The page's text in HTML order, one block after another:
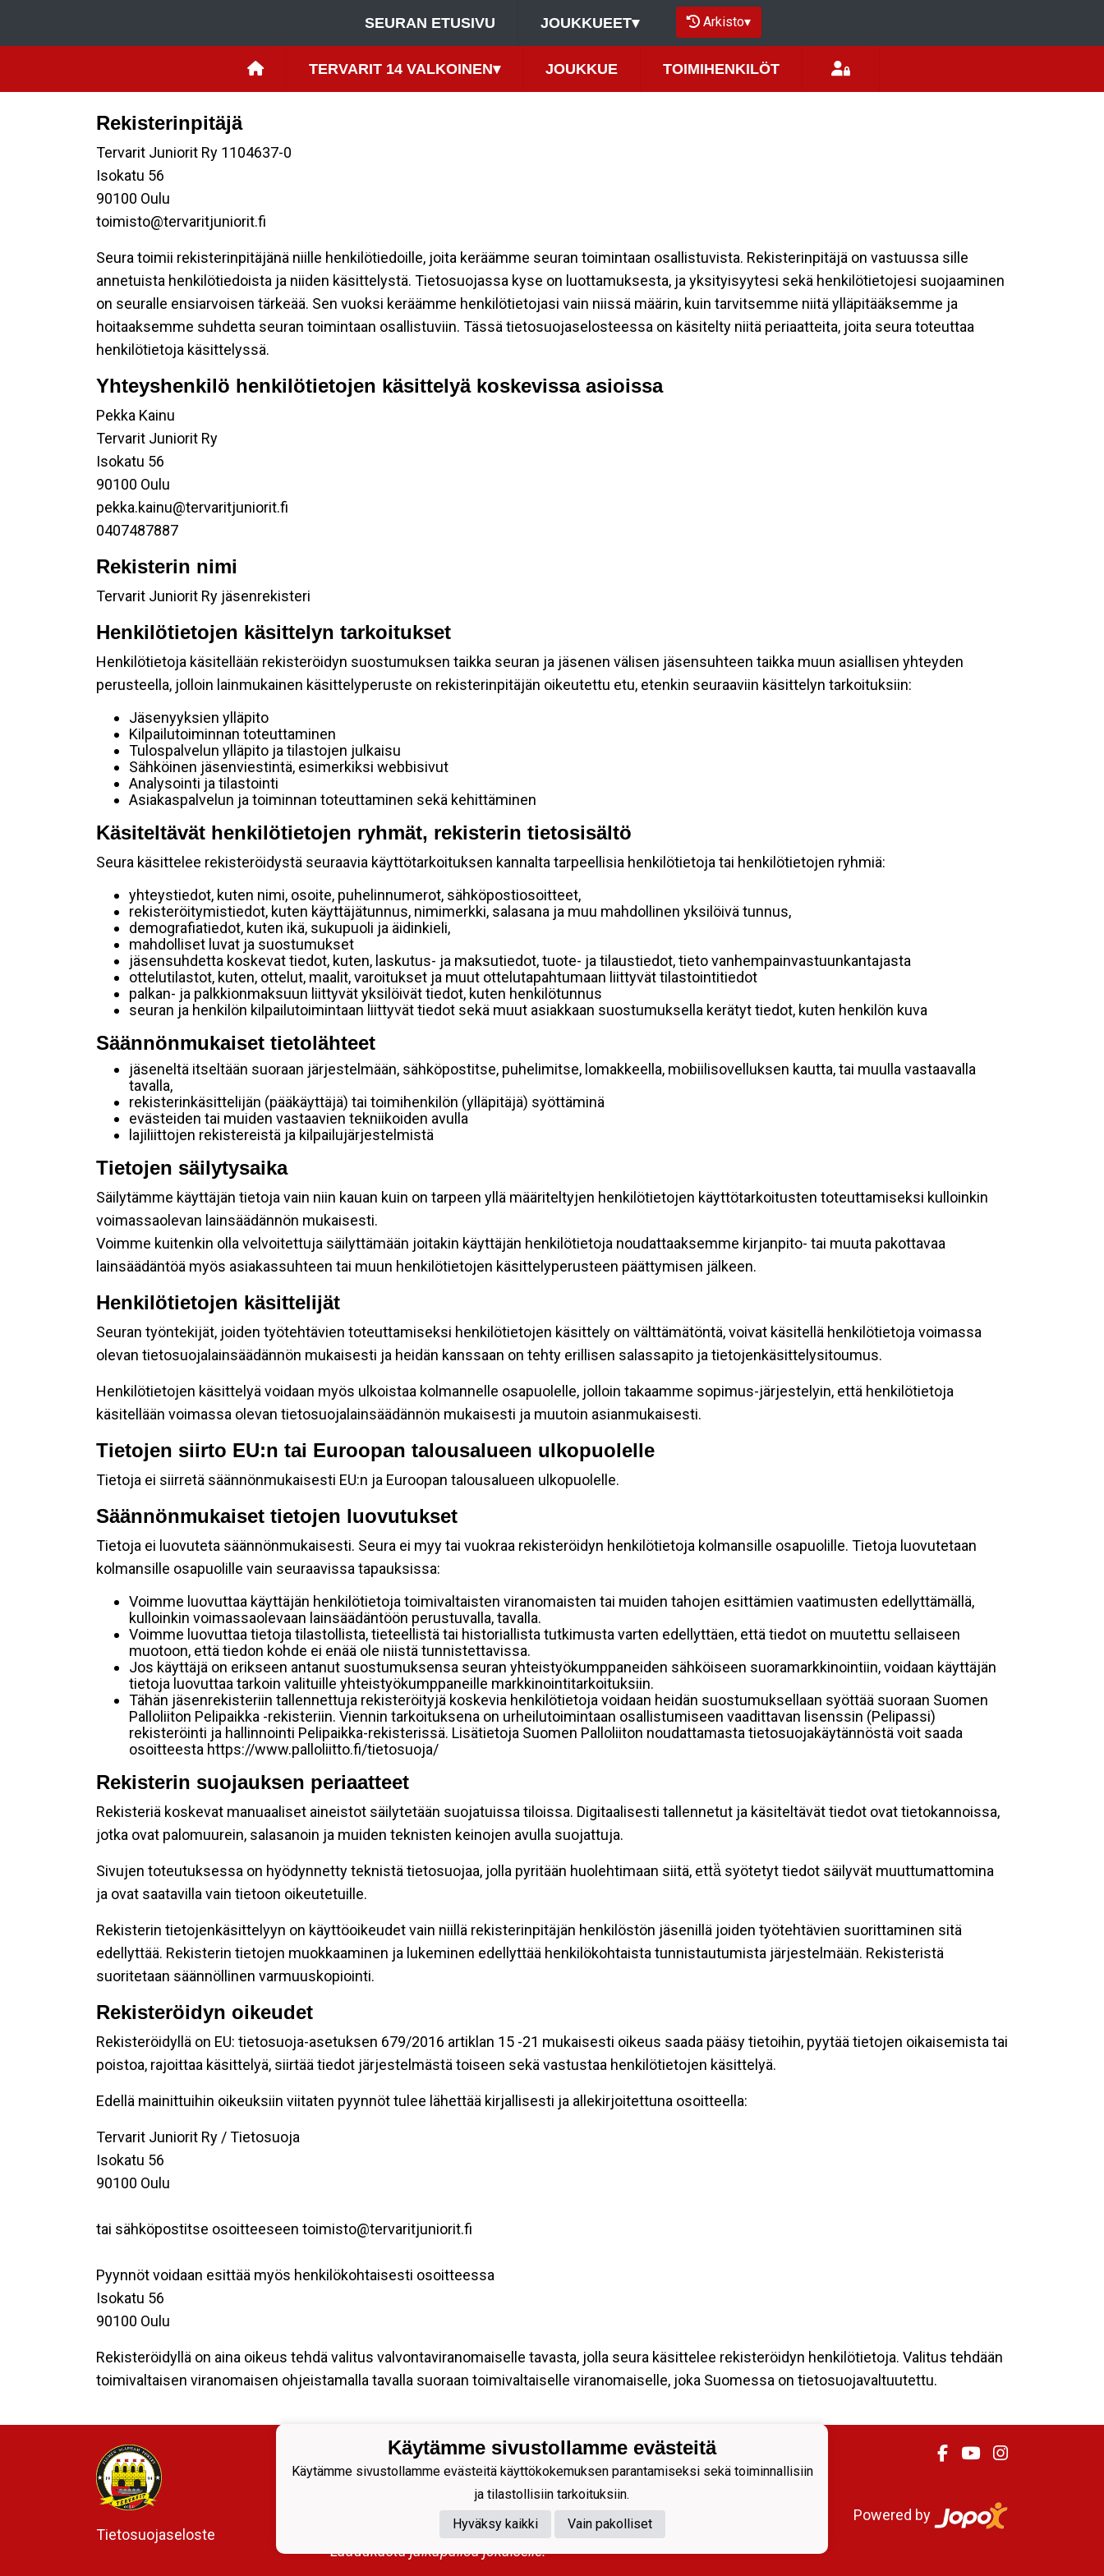
SEURAN ETUSIVU JOUKKUEET▾ Arkisto▾
TERVARIT 14 VALKOINEN▾ JOUKKUE TOIMIHENKILÖT
Rekisterinpitäjä
Tervarit Juniorit Ry 1104637-0
Isokatu 56
90100 Oulu
toimisto@tervaritjuniorit.fi
Seura toimii rekisterinpitäjänä niille henkilötiedoille, joita keräämme seuran toimintaan osallistuvista. Rekisterinpitäjä on vastuussa sille
annetuista henkilötiedoista ja niiden käsittelystä. Tietosuojassa kyse on luottamuksesta, ja yksityisyytesi sekä henkilötietojesi suojaaminen
on seuralle ensiarvoisen tärkeää. Sen vuoksi keräämme henkilötietojasi vain niissä määrin, kuin tarvitsemme niitä ylläpitääksemme ja
hoitaaksemme suhdetta seuran toimintaan osallistuviin. Tässä tietosuojaselosteessa on käsitelty niitä periaatteita, joita seura toteuttaa
henkilötietoja käsittelyssä.
Yhteyshenkilö henkilötietojen käsittelyä koskevissa asioissa
Pekka Kainu
Tervarit Juniorit Ry
Isokatu 56
90100 Oulu
pekka.kainu@tervaritjuniorit.fi
0407487887
Rekisterin nimi
Tervarit Juniorit Ry jäsenrekisteri
Henkilötietojen käsittelyn tarkoitukset
Henkilötietoja käsitellään rekisteröidyn suostumuksen taikka seuran ja jäsenen välisen jäsensuhteen taikka muun asiallisen yhteyden
perusteella, jolloin lainmukainen käsittelyperuste on rekisterinpitäjän oikeutettu etu, etenkin seuraaviin käsittelyn tarkoituksiin:
Jäsenyyksien ylläpito
Kilpailutoiminnan toteuttaminen
Tulospalvelun ylläpito ja tilastojen julkaisu
Sähköinen jäsenviestintä, esimerkiksi webbisivut
Analysointi ja tilastointi
Asiakaspalvelun ja toiminnan toteuttaminen sekä kehittäminen
Käsiteltävät henkilötietojen ryhmät, rekisterin tietosisältö
Seura käsittelee rekisteröidystä seuraavia käyttötarkoituksen kannalta tarpeellisia henkilötietoja tai henkilötietojen ryhmiä:
yhteystiedot, kuten nimi, osoite, puhelinnumerot, sähköpostiosoitteet,
rekisteröitymistiedot, kuten käyttäjätunnus, nimimerkki, salasana ja muu mahdollinen yksilöivä tunnus,
demografiatiedot, kuten ikä, sukupuoli ja äidinkieli,
mahdolliset luvat ja suostumukset
jäsensuhdetta koskevat tiedot, kuten, laskutus- ja maksutiedot, tuote- ja tilaustiedot, tieto vanhempainvastuunkantajasta
ottelutilastot, kuten, ottelut, maalit, varoitukset ja muut ottelutapahtumaan liittyvät tilastointitiedot
palkan- ja palkkionmaksuun liittyvät yksilöivät tiedot, kuten henkilötunnus
seuran ja henkilön kilpailutoimintaan liittyvät tiedot sekä muut asiakkaan suostumuksella kerätyt tiedot, kuten henkilön kuva
Säännönmukaiset tietolähteet
jäseneltä itseltään suoraan järjestelmään, sähköpostitse, puhelimitse, lomakkeella, mobiilisovelluksen kautta, tai muulla vastaavalla
tavalla,
rekisterinkäsittelijän (pääkäyttäjä) tai toimihenkilön (ylläpitäjä) syöttäminä
evästeiden tai muiden vastaavien tekniikoiden avulla
lajiliittojen rekistereistä ja kilpailujärjestelmistä
Tietojen säilytysaika
Säilytämme käyttäjän tietoja vain niin kauan kuin on tarpeen yllä määriteltyjen henkilötietojen käyttötarkoitusten toteuttamiseksi kulloinkin
voimassaolevan lainsäädännön mukaisesti.
Voimme kuitenkin olla velvoitettuja säilyttämään joitakin käyttäjän henkilötietoja noudattaaksemme kirjanpito- tai muuta pakottavaa
lainsäädäntöä myös asiakassuhteen tai muun henkilötietojen käsittelyperusteen päättymisen jälkeen.
Henkilötietojen käsittelijät
Seuran työntekijät, joiden työtehtävien toteuttamiseksi henkilötietojen käsittely on välttämätöntä, voivat käsitellä henkilötietoja voimassa
olevan tietosuojalainsäädännön mukaisesti ja heidän kanssaan on tehty erillisen salassapito ja tietojenkäsittelysitoumus.
Henkilötietojen käsittelyä voidaan myös ulkoistaa kolmannelle osapuolelle, jolloin takaamme sopimus-järjestelyin, että henkilötietoja
käsitellään voimassa olevan tietosuojalainsäädännön mukaisesti ja muutoin asianmukaisesti.
Tietojen siirto EU:n tai Euroopan talousalueen ulkopuolelle
Tietoja ei siirretä säännönmukaisesti EU:n ja Euroopan talousalueen ulkopuolelle.
Säännönmukaiset tietojen luovutukset
Tietoja ei luovuteta säännönmukaisesti. Seura ei myy tai vuokraa rekisteröidyn henkilötietoja kolmansille osapuolille. Tietoja luovutetaan
kolmansille osapuolille vain seuraavissa tapauksissa:
Voimme luovuttaa käyttäjän henkilötietoja toimivaltaisten viranomaisten tai muiden tahojen esittämien vaatimusten edellyttämällä,
kulloinkin voimassaolevaan lainsäädäntöön perustuvalla, tavalla.
Voimme luovuttaa tietoja tilastollista, tieteellistä tai historiallista tutkimusta varten edellyttäen, että tiedot on muutettu sellaiseen
muotoon, että tiedon kohde ei enää ole niistä tunnistettavissa.
Jos käyttäjä on erikseen antanut suostumuksensa seuran yhteistyökumppaneiden sähköiseen suoramarkkinointiin, voidaan käyttäjän
tietoja luovuttaa tarkoin valituille yhteistyökumppaneille markkinointitarkoituksiin.
Tähän jäsenrekisteriin tallennettuja rekisteröityjä koskevia henkilötietoja voidaan heidän suostumuksellaan syöttää suoraan Suomen
Palloliiton Pelipaikka -rekisteriin. Viennin tarkoituksena on urheilutoimintaan osallistumiseen vaadittavan lisenssin (Pelipassi)
rekisteröinti ja hallinnointi Pelipaikka-rekisterissä. Lisätietoja Suomen Palloliiton noudattamasta tietosuojakäytännöstä voit saada
osoitteesta https://www.palloliitto.fi/tietosuoja/
Rekisterin suojauksen periaatteet
Rekisteriä koskevat manuaaliset aineistot säilytetään suojatuissa tiloissa. Digitaalisesti tallennetut ja käsiteltävät tiedot ovat tietokannoissa,
jotka ovat palomuurein, salasanoin ja muiden teknisten keinojen avulla suojattuja.
Sivujen toteutuksessa on hyödynnetty teknistä tietosuojaa, jolla pyritään huolehtimaan siitä, että̈ syötetyt tiedot säilyvät muuttumattomina
ja ovat saatavilla vain tietoon oikeutetuille.
Rekisterin tietojenkäsittelyyn on käyttöoikeudet vain niillä rekisterinpitäjän henkilöstön jäsenillä joiden työtehtävien suorittaminen sitä
edellyttää. Rekisterin tietojen muokkaaminen ja lukeminen edellyttää henkilökohtaista tunnistautumista järjestelmään. Rekisteristä
suoritetaan säännöllinen varmuuskopiointi.
Rekisteröidyn oikeudet
Rekisteröidyllä on EU: tietosuoja-asetuksen 679/2016 artiklan 15 -21 mukaisesti oikeus saada pääsy tietoihin, pyytää tietojen oikaisemista tai
poistoa, rajoittaa käsittelyä, siirtää tiedot järjestelmästä toiseen sekä vastustaa henkilötietojen käsittelyä.
Edellä mainittuihin oikeuksiin viitaten pyynnöt tulee lähettää kirjallisesti ja allekirjoitettuna osoitteella:
Tervarit Juniorit Ry / Tietosuoja
Isokatu 56
90100 Oulu
tai sähköpostitse osoitteeseen toimisto@tervaritjuniorit.fi
Pyynnöt voidaan esittää myös henkilökohtaisesti osoitteessa
Isokatu 56
90100 Oulu
Rekisteröidyllä on aina oikeus tehdä valitus valvontaviranomaiselle tavasta, jolla seura käsittelee rekisteröidyn henkilötietoja. Valitus tehdään
toimivaltaisen viranomaisen ohjeistamalla tavalla suoraan toimivaltaiselle viranomaiselle, joka Suomessa on tietosuojavaltuutettu.
Tietosuojaseloste
Tervarit Juniorit ry
toimisto@tervaritjuniorit.fi
Laadukasta jalkapalloa jokaiselle.
Powered by
Käytämme sivustollamme evästeitä
Käytämme sivustollamme evästeitä käyttökokemuksen parantamiseksi sekä toiminnallisiin
ja tilastollisiin tarkoituksiin.
Hyväksy kaikki
Vain pakolliset